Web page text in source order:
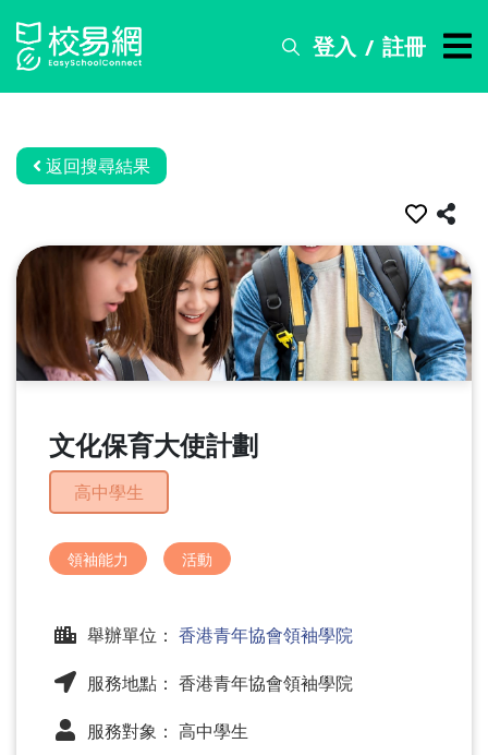
登入 / 註冊
搜
務
資
關
於
我
返回搜尋結果
文化保育大使計劃
高中學生
領袖能力 活動
舉辦單位： 香港青年協會領袖學院
服務地點： 香港青年協會領袖學院
服務對象： 高中學生